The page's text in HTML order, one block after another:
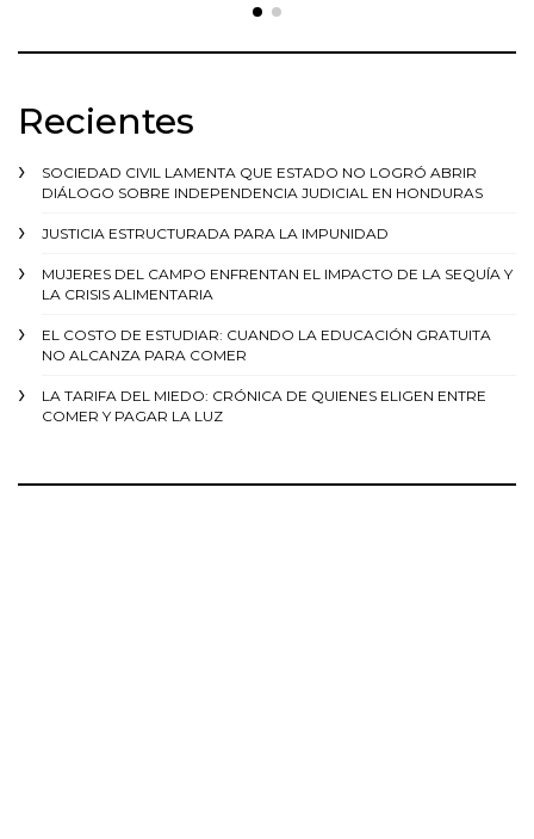
Recientes
SOCIEDAD CIVIL LAMENTA QUE ESTADO NO LOGRÓ ABRIR
DIÁLOGO SOBRE INDEPENDENCIA JUDICIAL EN HONDURAS
JUSTICIA ESTRUCTURADA PARA LA IMPUNIDAD
MUJERES DEL CAMPO ENFRENTAN EL IMPACTO DE LA SEQUÍA Y
LA CRISIS ALIMENTARIA
EL COSTO DE ESTUDIAR: CUANDO LA EDUCACIÓN GRATUITA
NO ALCANZA PARA COMER
LA TARIFA DEL MIEDO: CRÓNICA DE QUIENES ELIGEN ENTRE
COMER Y PAGAR LA LUZ